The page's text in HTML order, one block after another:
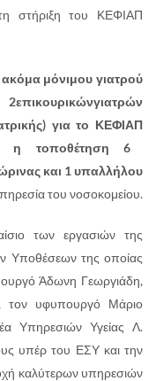
στήριξη του ΚΕΦΙΑΠ
μόνιμου γιατρού
2επικουρικώνγιατρών
για το ΚΕΦΙΑΠ
η τοποθέτηση 6
και 1 υπαλλήλου
του νοσοκομείου.
των εργασιών της
Υποθέσεων της οποίας
Άδωνη Γεωργιάδη,
τον υφυπουργό Μάριο
Υπηρεσιών Υγείας Λ.
υπέρ του ΕΣΥ και την
καλύτερων υπηρεσιών